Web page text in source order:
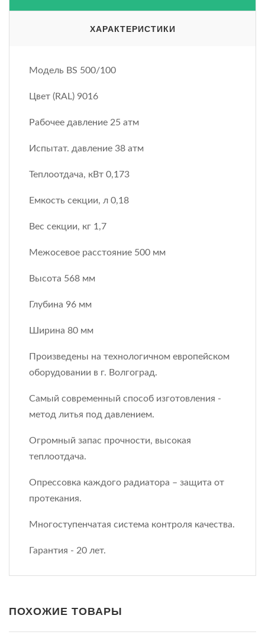
ХАРАКТЕРИСТИКИ
Модель BS 500/100
Цвет (RAL) 9016
Рабочее давление 25 атм
Испытат. давление 38 атм
Теплоотдача, кВт 0,173
Емкость секции, л 0,18
Вес секции, кг 1,7
Межосевое расстояние 500 мм
Высота 568 мм
Глубина 96 мм
Ширина 80 мм
Произведены на технологичном европейском
оборудовании в г. Волгоград.
Самый современный способ изготовления -
метод литья под давлением.
Огромный запас прочности, высокая
теплоотдача.
Опрессовка каждого радиатора – защита от
протекания.
Многоступенчатая система контроля качества.
Гарантия - 20 лет.
ПОХОЖИЕ ТОВАРЫ